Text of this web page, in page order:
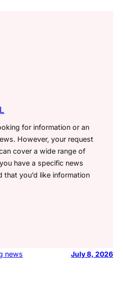
for information or an
However, your request
cover a wide range of
have a specific news
that you’d like information
news July 8, 2026